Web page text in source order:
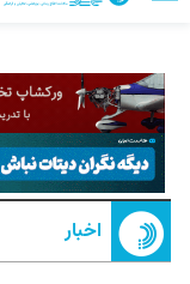
اخبار